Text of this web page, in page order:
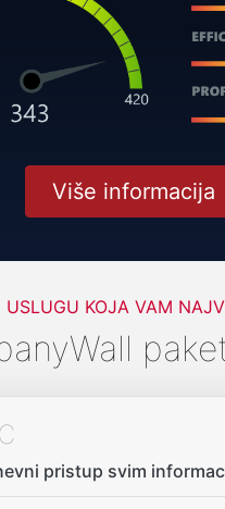
Više informacija
USLUGU KOJA VAM
pristup svim